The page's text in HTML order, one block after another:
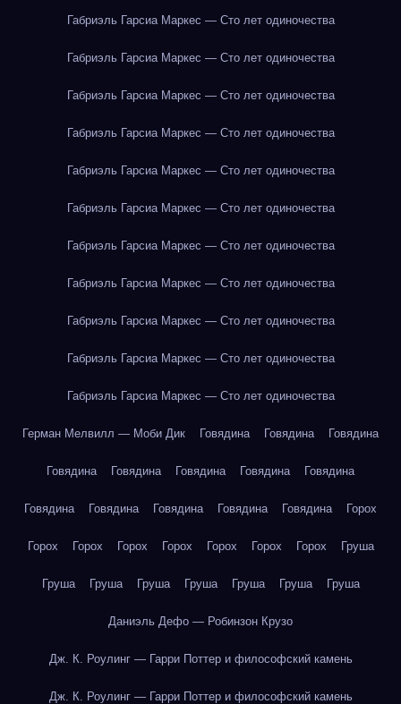
Габриэль Гарсиа Маркес — Сто лет одиночества
Габриэль Гарсиа Маркес — Сто лет одиночества
Габриэль Гарсиа Маркес — Сто лет одиночества
Габриэль Гарсиа Маркес — Сто лет одиночества
Габриэль Гарсиа Маркес — Сто лет одиночества
Габриэль Гарсиа Маркес — Сто лет одиночества
Габриэль Гарсиа Маркес — Сто лет одиночества
Габриэль Гарсиа Маркес — Сто лет одиночества
Габриэль Гарсиа Маркес — Сто лет одиночества
Габриэль Гарсиа Маркес — Сто лет одиночества
Габриэль Гарсиа Маркес — Сто лет одиночества
Герман Мелвилл — Моби Дик Говядина Говядина Говядина
Говядина Говядина Говядина Говядина Говядина
Говядина Говядина Говядина Говядина Говядина Горох
Горох Горох Горох Горох Горох Горох Горох Груша
Груша Груша Груша Груша Груша Груша Груша
Даниэль Дефо — Робинзон Крузо
Дж. К. Роулинг — Гарри Поттер и философский камень
Дж. К. Роулинг — Гарри Поттер и философский камень